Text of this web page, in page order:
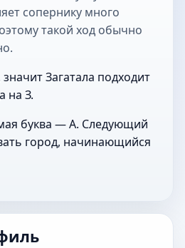
сопернику много
такой ход обычно
Загатала подходит
на З.
буква — А. Следующий
город, начинающийся